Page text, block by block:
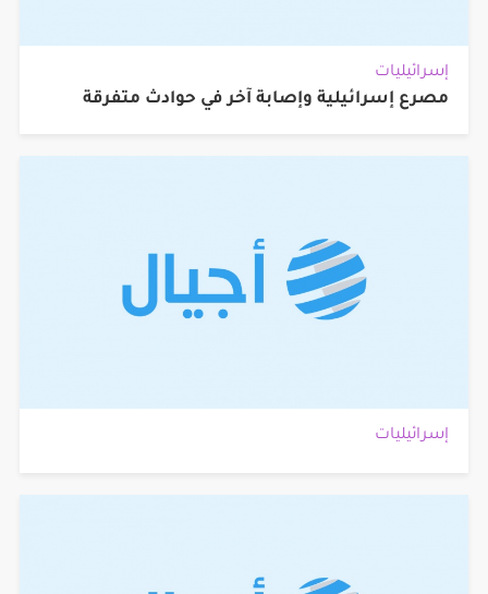
إسرائيليات
مصرع إسرائيلية وإصابة آخر في حوادث متفرقة
إسرائيليات